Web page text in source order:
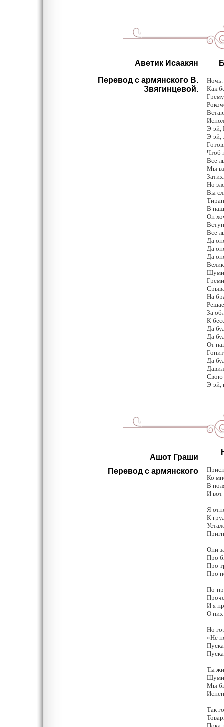
Аветик Исаакян
Перевод с армянского В.
Звягинцевой.
Ночь.
Как
Э-эй,
Э-эй,
Чтоб
Все
Мы
Но
Вы
В наш
Он
Все
Да
Да
Да
На
За
К
Да
Да
От
Да
Свою
Э-эй,
Ашот Граши
Перевод с армянского
Ко
В
И вот
Я
К
Они
Про
Про
Про
По-
И я
О них
Но
«Не
Ты
Мы
Так